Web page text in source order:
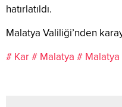
hatırlatıldı.
Malatya Valiliği’nden
# Kar# Malatya #